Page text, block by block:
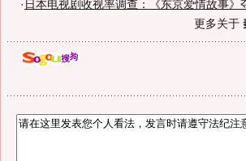
· 日本电视剧收视率调查：《东京爱情故事》
更多关于